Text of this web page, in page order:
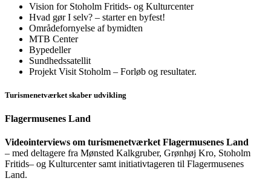
Vision for Stoholm Fritids- og Kulturcenter
Hvad gør I selv? – starter en byfest!
Områdefornyelse af bymidten
MTB Center
Bypedeller
Sundhedssatellit
Projekt Visit Stoholm – Forløb og resultater.
Turismenetværket skaber udvikling
Flagermusenes Land
Videointerviews om turismenetværket Flagermusenes Land
– med deltagere fra Mønsted Kalkgruber, Grønhøj Kro, Stoholm
Fritids– og Kulturcenter samt initiativtageren til Flagermusenes
Land.